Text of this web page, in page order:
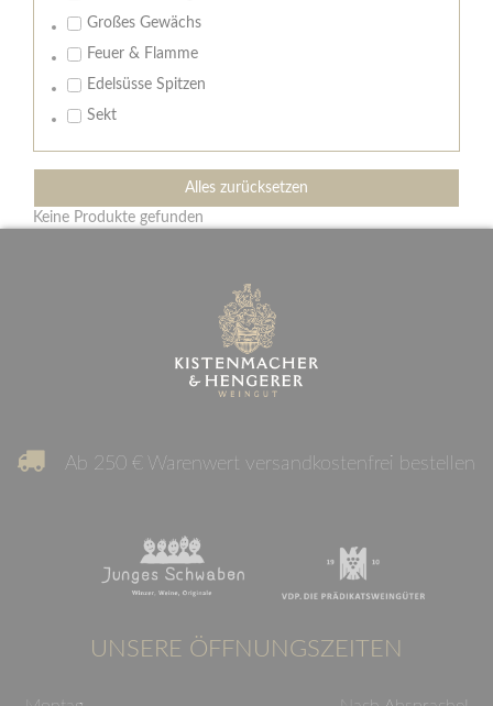
Großes Gewächs
Feuer & Flamme
Edelsüsse Spitzen
Sekt
Alles zurücksetzen
Keine Produkte gefunden
Ab 250 € Warenwert versandkostenfrei bestellen
UNSERE ÖFFNUNGSZEITEN